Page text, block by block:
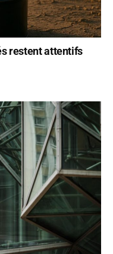
restent attentifs